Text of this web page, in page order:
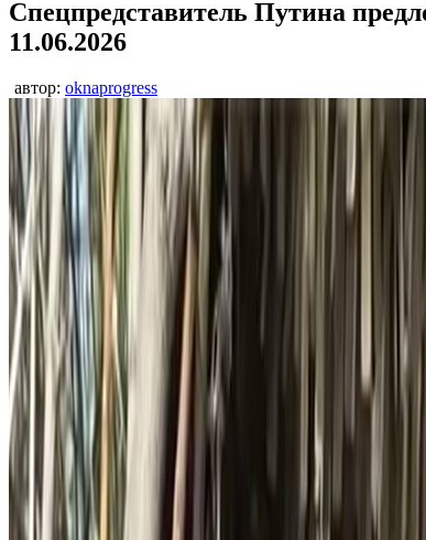
Спецпредставитель Путина
11.06.2026
автор: oknaprogress